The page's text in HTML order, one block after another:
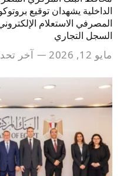
الداخلية يشهدان توقيع
المصرفي الاستعلام
السجل التجاري
مايو 12, 2026 آخر